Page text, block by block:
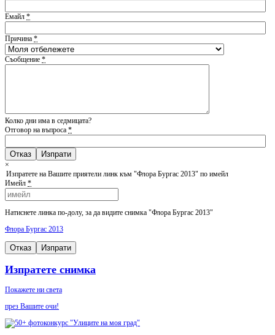
Емайл *
Причина *
Съобщение *
Колко дни има в седмицата?
Отговор на въпроса *
Отказ
×
Изпратете на Вашите приятели линк към "Флора Бургас 2013" по имейл
Имейл *
Натиснете линка по-долу, за да видите снимка "Флора Бургас 2013"
Флора Бургас 2013
Отказ Изпрати
Изпратете снимка
Покажете ни света
през Вашите очи!